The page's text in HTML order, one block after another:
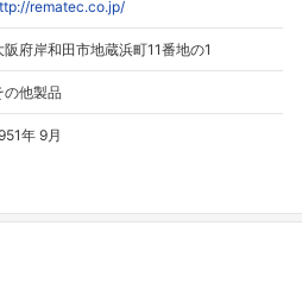
rematec.co.jp/
阪府岸和田市地蔵浜町11番地の1
の他製品
年 9月